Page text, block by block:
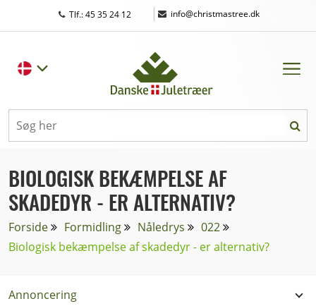
Tlf.: 45 35 24 12 | info@christmastree.dk
BIOLOGISK BEKÆMPELSE AF
SKADEDYR - ER ALTERNATIV?
Forside Formidling Nåledrys
022
Biologisk bekæmpelse af skadedyr - er alternativ?
Annoncering